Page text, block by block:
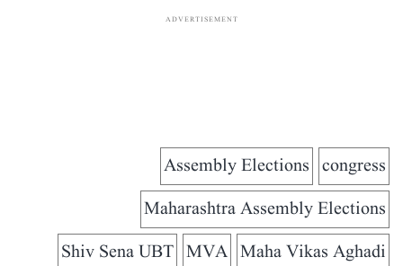
ADVERTISEMENT
congress
Assembly Elections
Maharashtra Assembly Elections
Maha Vikas Aghadi
MVA
Shiv Sena UBT